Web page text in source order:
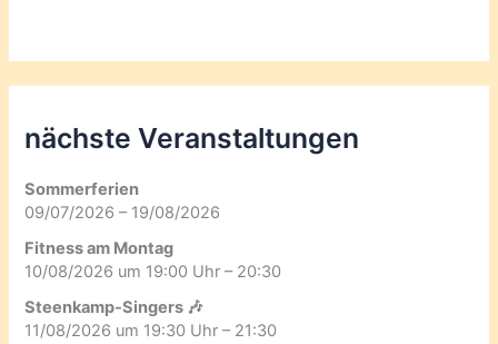
nächste Veranstaltungen
Sommerferien
09/07/2026 – 19/08/2026
Fitness am Montag
10/08/2026 um 19:00 Uhr – 20:30
Steenkamp-Singers 🎶
11/08/2026 um 19:30 Uhr – 21:30